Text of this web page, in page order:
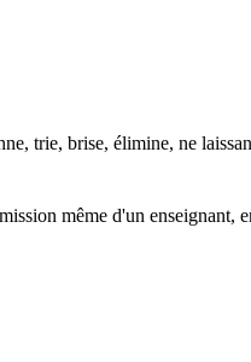
trie, brise, élimine, ne
même d'un enseignant,